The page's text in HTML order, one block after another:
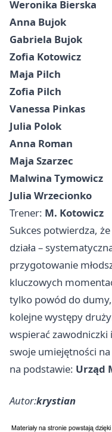
Weronika Bierska
Anna Bujok
Gabriela Bujok
Zofia Kotowicz
Maja Pilch
Zofia Pilch
Vanessa Pinkas
Julia Polok
Anna Roman
Maja Szarzec
Malwina Tymowicz
Julia Wrzecionko
Trener: M. Kotowicz
Sukces potwierdza,
działa –
przygotowanie
kluczowych
tylko powód do
kolejne występy
wspierać
swoje umiejętności
na podstawie: Urząd
Autor:krystian